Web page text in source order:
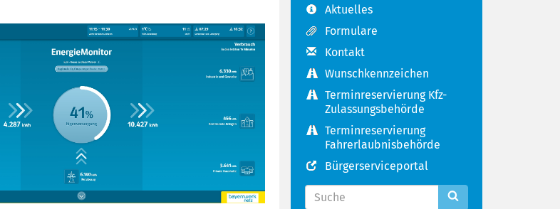
Aktuelles
Formulare
Kontakt
Wunschkennzeichen
Terminreservierung Kfz-
Zulassungsbehörde
Terminreservierung
Fahrerlaubnisbehörde
Bürgerserviceportal